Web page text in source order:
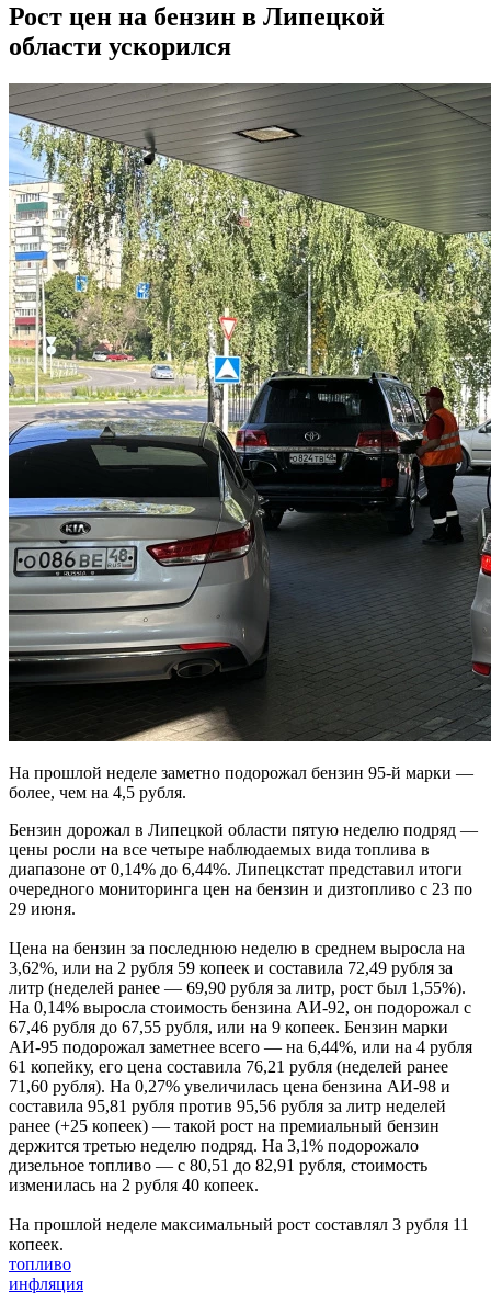
Рост цен на бензин в Липецкой
области ускорился
На прошлой неделе заметно подорожал бензин 95-й марки —
более, чем на 4,5 рубля.
Бензин дорожал в Липецкой области пятую неделю подряд —
цены росли на все четыре наблюдаемых вида топлива в
диапазоне от 0,14% до 6,44%. Липецкстат представил итоги
очередного мониторинга цен на бензин и дизтопливо с 23 по
29 июня.
Цена на бензин за последнюю неделю в среднем выросла на
3,62%, или на 2 рубля 59 копеек и составила 72,49 рубля за
литр (неделей ранее — 69,90 рубля за литр, рост был 1,55%).
На 0,14% выросла стоимость бензина АИ-92, он подорожал с
67,46 рубля до 67,55 рубля, или на 9 копеек. Бензин марки
АИ-95 подорожал заметнее всего — на 6,44%, или на 4 рубля
61 копейку, его цена составила 76,21 рубля (неделей ранее
71,60 рубля). На 0,27% увеличилась цена бензина АИ-98 и
составила 95,81 рубля против 95,56 рубля за литр неделей
ранее (+25 копеек) — такой рост на премиальный бензин
держится третью неделю подряд. На 3,1% подорожало
дизельное топливо — с 80,51 до 82,91 рубля, стоимость
изменилась на 2 рубля 40 копеек.
На прошлой неделе максимальный рост составлял 3 рубля 11
копеек.
топливо
инфляция